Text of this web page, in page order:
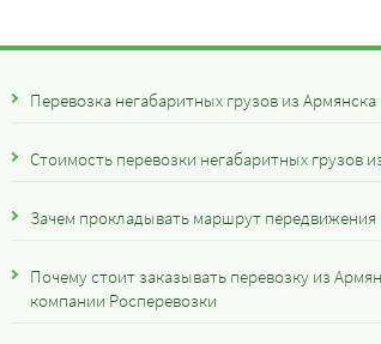
Перевозка негабаритных грузов из Армянска
Стоимость перевозки негабаритных грузов
Зачем прокладывать маршрут передвижения
Почему стоит заказывать перевозку из
компании Росперевозки